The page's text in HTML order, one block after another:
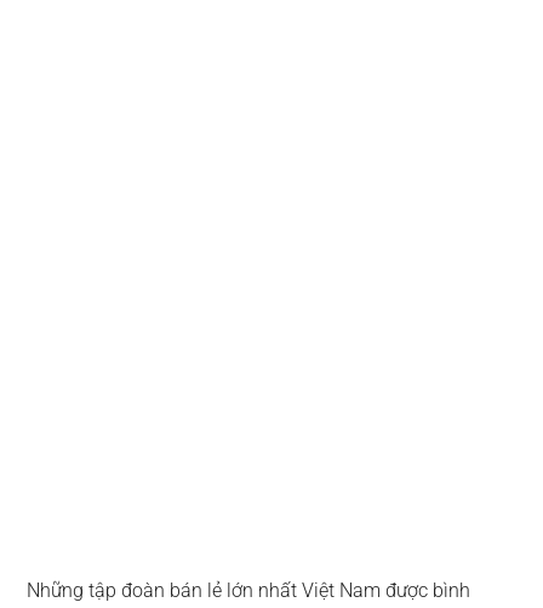
Những tập đoàn bán lẻ lớn nhất Việt Nam được bình